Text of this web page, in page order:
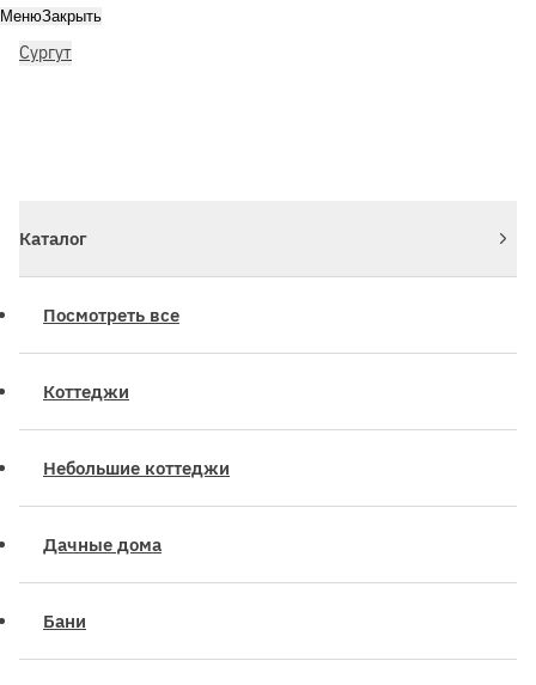
Сургут
МенюЗакрыть
Каталог
Посмотреть все
Коттеджи
Небольшие коттеджи
Дачные дома
Бани